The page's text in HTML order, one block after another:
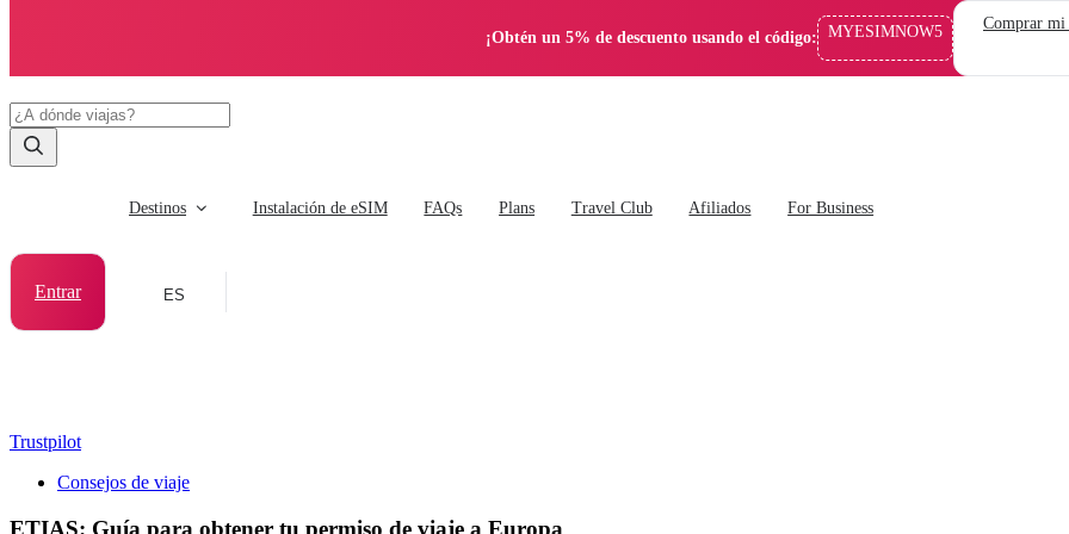
¡Obtén un 5% de descuento usando el código: MYESIMNOW5 Comprar
Destinos Instalación de eSIM FAQs Plans Travel Club Afiliados For Business
Entrar ES
Trustpilot
Consejos de viaje
ETIAS: Guía para obtener tu permiso de viaje a Europa